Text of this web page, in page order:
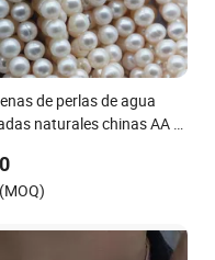
de perlas de agua
naturales chinas AA al